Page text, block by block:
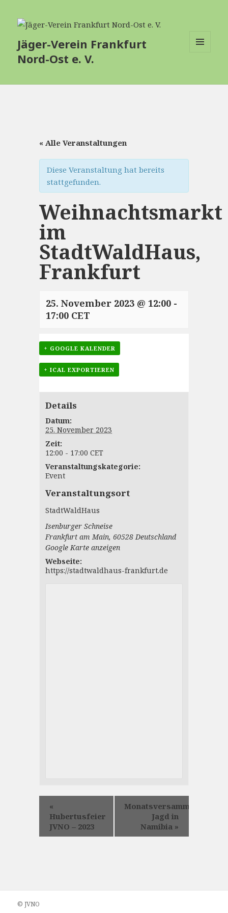
Jäger-Verein Frankfurt
Nord-Ost e. V.
« Alle Veranstaltungen
Diese Veranstaltung hat bereits
stattgefunden.
Weihnachtsmarkt
im
StadtWaldHaus,
Frankfurt
25. November 2023 @ 12:00-
17:00 CET
+ GOOGLE KALENDER
+ ICAL EXPORTIEREN
Details
Datum:
25. November 2023
Zeit:
12:00 - 17:00CET
Veranstaltungskategorie:
Event
Veranstaltungsort
StadtWaldHaus
Isenburger Schneise
Frankfurt am Main, 60528 Deutschland
Google Karte anzeigen
Webseite:
https://stadtwaldhaus-frankfurt.de
«
Hubertusfeier
JVNO – 2023
Monatsversammlung:
Jagd in
Namibia »
© JVNO